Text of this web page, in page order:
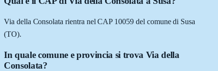
Via della Consolata rientra nel CAP 10059 del comune di Susa
(TO).
In quale comune e provincia si trova Via della
Consolata?